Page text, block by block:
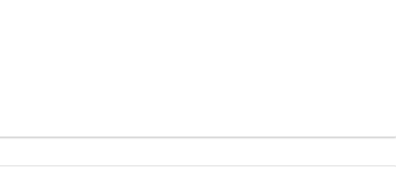
béton, car-port , garage et terrasse couverte .